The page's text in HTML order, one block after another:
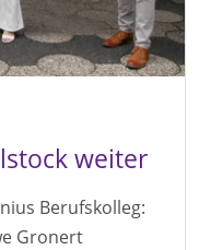
weiter
Berufskolleg:
Gronert